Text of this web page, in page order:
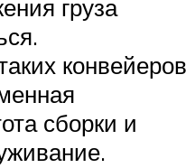
груза
конвейеров
сборки и